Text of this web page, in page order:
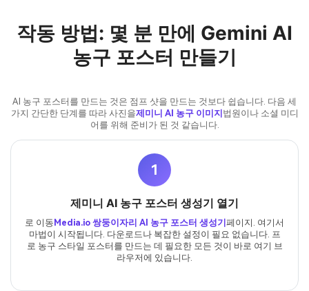
작동 방법: 몇 분 만에 Gemini AI
농구 포스터 만들기
AI 농구 포스터를 만드는 것은 점프 샷을 만드는 것보다 쉽습니다. 다음 세
가지 간단한 단계를 따라 사진을제미니 AI 농구 이미지 법원이나 소셜 미디
어를 위해 준비가 된 것 같습니다.
1
제미니 AI 농구 포스터 생성기 열기
로 이동 Media.io 쌍둥이자리 AI 농구 포스터 생성기 페이지. 여기서
마법이 시작됩니다. 다운로드나 복잡한 설정이 필요 없습니다. 프
로 농구 스타일 포스터를 만드는 데 필요한 모든 것이 바로 여기 브
라우저에 있습니다.